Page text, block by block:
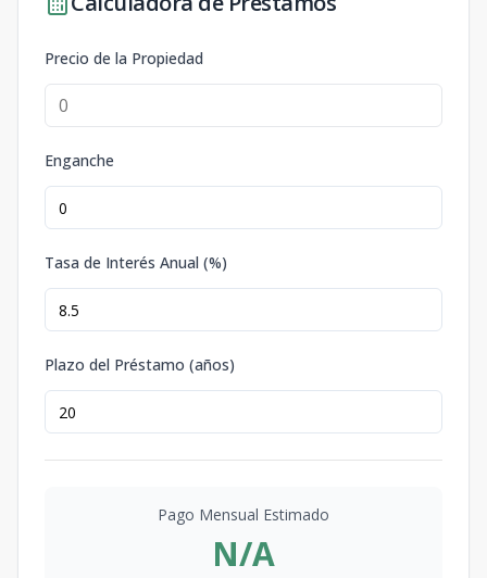
Precio de la Propiedad
Enganche
Tasa de Interés Anual (%)
Plazo del Préstamo (años)
Pago Mensual Estimado
N/A